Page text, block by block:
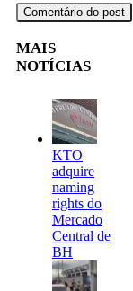
MAIS
NOTÍCIAS
KTO
adquire
naming
rights do
Mercado
Central de
BH